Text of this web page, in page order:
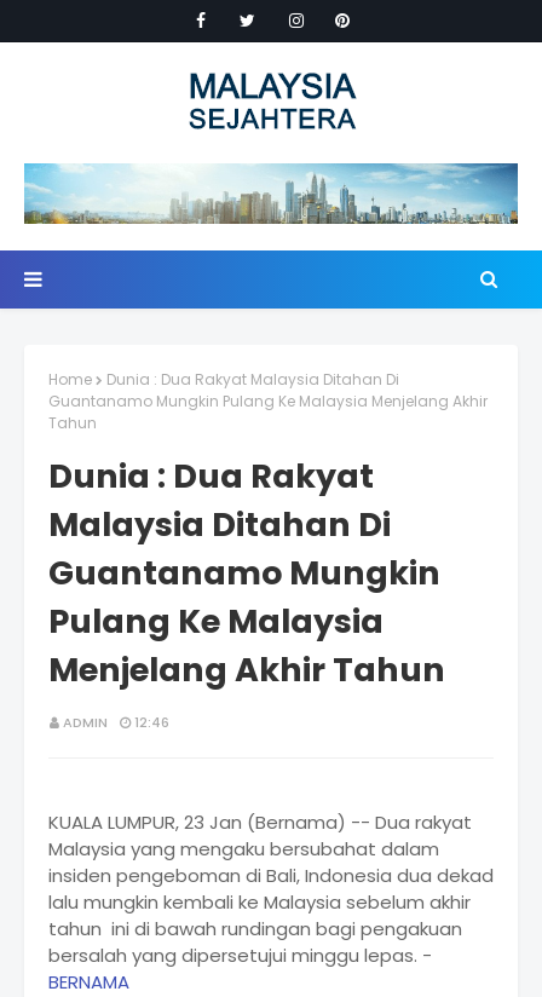
Home
Dunia : Dua Rakyat Malaysia Ditahan Di
Guantanamo Mungkin Pulang Ke Malaysia Menjelang Akhir
Tahun
Dunia : Dua Rakyat
Malaysia Ditahan Di
Guantanamo Mungkin
Pulang Ke Malaysia
Menjelang Akhir Tahun
ADMIN 12:46
KUALA LUMPUR, 23 Jan (Bernama) -- Dua rakyat
Malaysia yang mengaku bersubahat dalam
insiden pengeboman di Bali, Indonesia dua dekad
lalu mungkin kembali ke Malaysia sebelum akhir
tahun ini di bawah rundingan bagi pengakuan
bersalah yang dipersetujui minggu lepas. -
BERNAMA